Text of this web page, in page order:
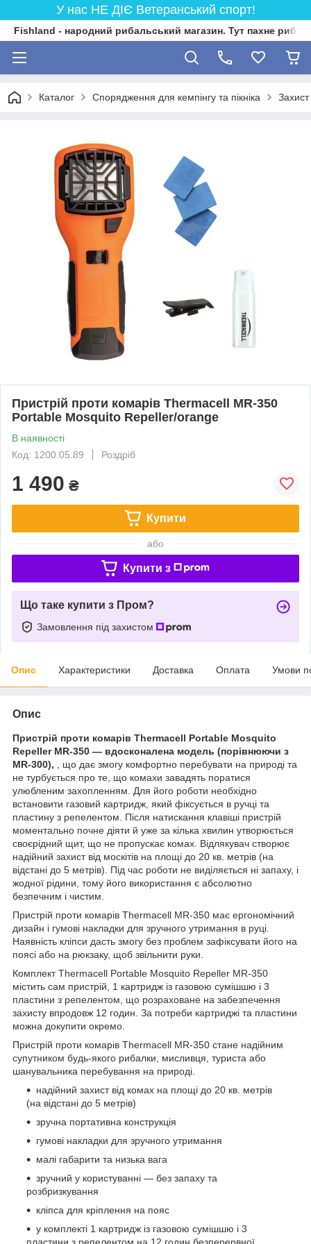
У нас НЕ ДІЄ Ветеранський спорт!
Fishland - народний рибальський магазин. Тут пахне
Каталог Спорядження для кемпінгу та пікніка Захист
Пристрій проти комарів Thermacell MR-350
Portable Mosquito Repeller/orange
В наявності
Код: 1200.05.89
Роздріб
1 490 ₴
Купити
або
Купити з
Що таке купити з Пром?
Замовлення під захистом
Опис Характеристики Доставка Оплата Умови
Опис
Пристрій проти комарів Thermacell Portable Mosquito
Repeller MR-350 — вдосконалена модель (порівнюючи з
MR-300), , що дає змогу комфортно перебувати на природі та
не турбується про те, що комахи завадять поратися
улюбленим захопленням. Для його роботи необхідно
встановити газовий картридж, який фіксується в ручці та
пластину з репелентом. Після натискання клавіші пристрій
моментально почне діяти й уже за кілька хвилин утворюється
своєрідний щит, що не пропускає комах. Відлякувач створює
надійний захист від москітів на площі до 20 кв. метрів (на
відстані до 5 метрів). Під час роботи не виділяється ні запаху, і
жодної рідини, тому його використання є абсолютно
безпечним і чистим.
Пристрій проти комарів Thermacell MR-350 має ергономічний
дизайн і гумові накладки для зручного утримання в руці.
Наявність кліпси дасть змогу без проблем зафіксувати його на
поясі або на рюкзаку, щоб звільнити руки.
Комплект Thermacell Portable Mosquito Repeller MR-350
містить сам пристрій, 1 картридж із газовою сумішшю і 3
пластини з репелентом, що розраховане на забезпечення
захисту впродовж 12 годин. За потреби картриджі та пластини
можна докупити окремо.
Пристрій проти комарів Thermacell MR-350 стане надійним
супутником будь-якого рибалки, мисливця, туриста або
шанувальника перебування на природі.
надійний захист від комах на площі до 20 кв. метрів
(на відстані до 5 метрів)
зручна портативна конструкція
гумові накладки для зручного утримання
малі габарити та низька вага
зручний у користуванні — без запаху та
розбризкування
кліпса для кріплення на пояс
у комплекті 1 картридж із газовою сумішшю і 3
пластини з репелентом на 12 годин безперервної